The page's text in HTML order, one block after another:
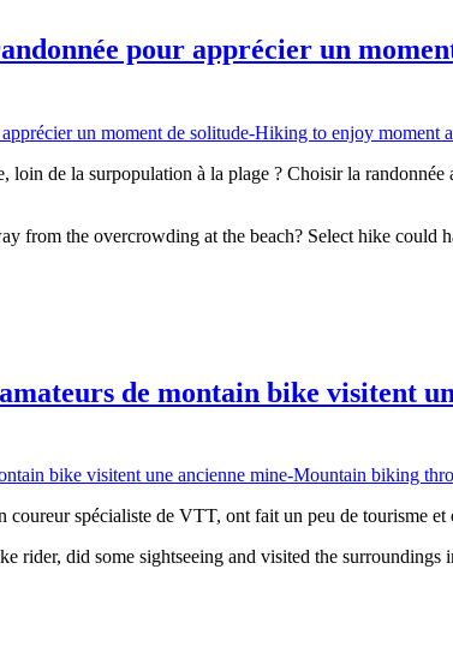
pour apprécier un
loin de la surpopulation à la plage ? Choisir la
from the overcrowding at the beach? Select hike could
de montain bike visitent
spécialiste de VTT, ont fait un peu de tourisme et
rider, did some sightseeing and visited the surroundings